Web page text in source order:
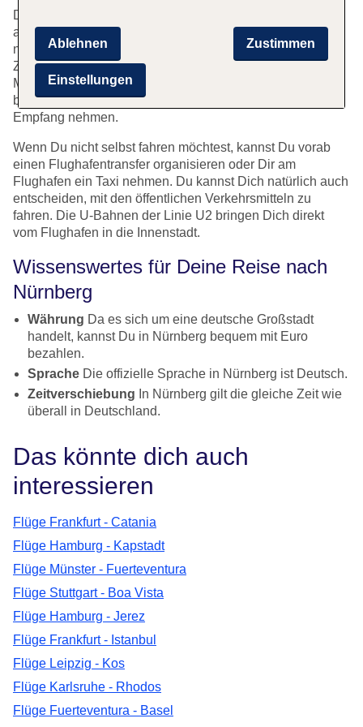
Der Flughafen befindet sich nur sieben Kilometer
außerhalb des Stadtzentrums. Das bedeutet, dass Du
nach der Ankunft am Flughafen Nürnberg schnell an Dein
Ziel in der Stadt kommst. Wenn Du vor Ort mit einem
Mietwagen mobil sein möchtest, kannst Du diesen vorab
bei TUI Cars reservieren und direkt am Flughafen in
Empfang nehmen.
Wenn Du nicht selbst fahren möchtest, kannst Du vorab
einen Flughafentransfer organisieren oder Dir am
Flughafen ein Taxi nehmen. Du kannst Dich natürlich auch
entscheiden, mit den öffentlichen Verkehrsmitteln zu
fahren. Die U-Bahnen der Linie U2 bringen Dich direkt
vom Flughafen in die Innenstadt.
Wissenswertes für Deine Reise nach
Nürnberg
Währung Da es sich um eine deutsche Großstadt
handelt, kannst Du in Nürnberg bequem mit Euro
bezahlen.
Sprache Die offizielle Sprache in Nürnberg ist Deutsch.
Zeitverschiebung In Nürnberg gilt die gleiche Zeit wie
überall in Deutschland.
Das könnte dich auch
interessieren
Flüge Frankfurt - Catania
Flüge Hamburg - Kapstadt
Flüge Münster - Fuerteventura
Flüge Stuttgart - Boa Vista
Flüge Hamburg - Jerez
Flüge Frankfurt - Istanbul
Flüge Leipzig - Kos
Flüge Karlsruhe - Rhodos
Flüge Fuerteventura - Basel
Zustimmen
Ablehnen
Einstellungen